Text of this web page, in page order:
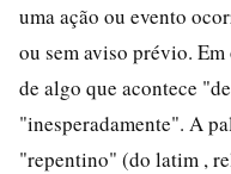
uma ação ou evento
ou sem aviso prévio.
de algo que acontece
"inesperadamente". A
"repentino" (do latim ,